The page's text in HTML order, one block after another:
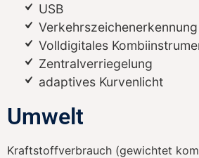
USB
Verkehrszeichenerkennung
Volldigitales
Zentralverriegelung
adaptives Kurvenlicht
Umwelt
Kraftstoffverbrauch (gewichtet